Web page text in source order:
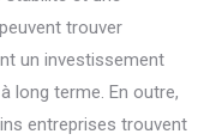
trouver
un investissement
long terme. En outre,
entreprises trouvent